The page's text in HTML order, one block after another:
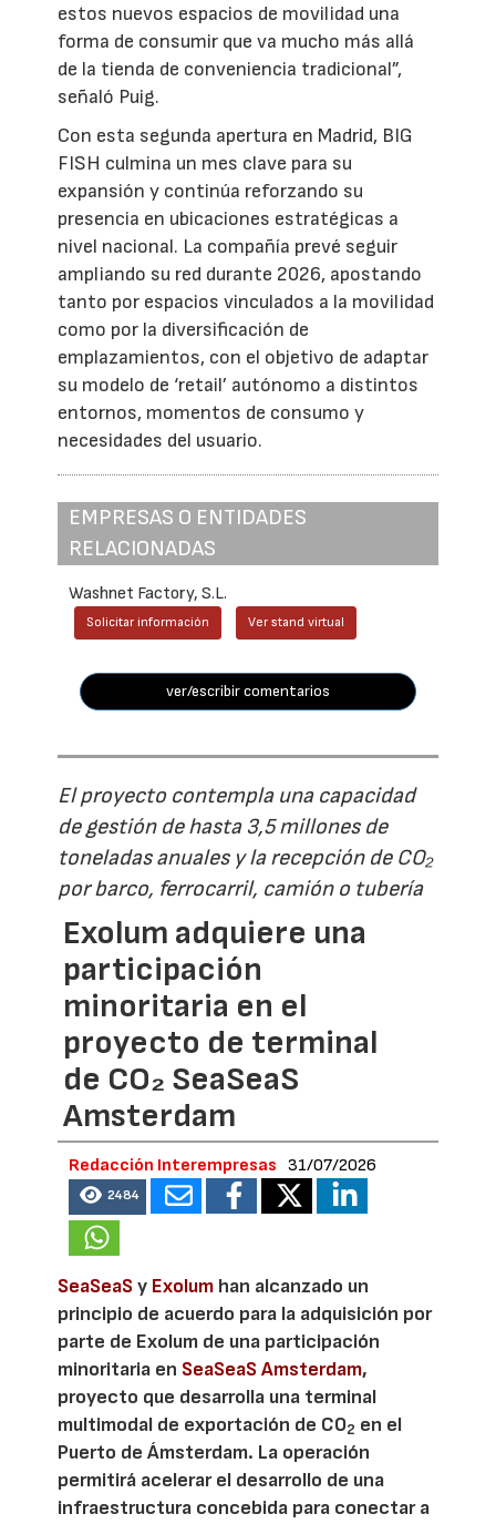
estos nuevos espacios de movilidad una
forma de consumir que va mucho más allá
de la tienda de conveniencia tradicional”,
señaló Puig.
Con esta segunda apertura en Madrid, BIG
FISH culmina un mes clave para su
expansión y continúa reforzando su
presencia en ubicaciones estratégicas a
nivel nacional. La compañía prevé seguir
ampliando su red durante 2026, apostando
tanto por espacios vinculados a la movilidad
como por la diversificación de
emplazamientos, con el objetivo de adaptar
su modelo de ‘retail’ autónomo a distintos
entornos, momentos de consumo y
necesidades del usuario.
EMPRESAS O ENTIDADES
RELACIONADAS
Washnet Factory, S.L.
Solicitar información Ver stand virtual
ver/escribir comentarios
El proyecto contempla una capacidad
de gestión de hasta 3,5 millones de
toneladas anuales y la recepción de CO₂
por barco, ferrocarril, camión o tubería
Exolum adquiere una
participación
minoritaria en el
proyecto de terminal
de CO₂ SeaSeaS
Amsterdam
Redacción Interempresas 31/07/2026
2484
SeaSeaSy Exolum han alcanzado un
principio de acuerdo para la adquisición por
parte de Exolum de una participación
minoritaria en SeaSeaS Amsterdam,
proyecto que desarrolla una terminal
multimodal de exportación de CO2 en el
Puerto de Ámsterdam. La operación
permitirá acelerar el desarrollo de una
infraestructura concebida para conectar a